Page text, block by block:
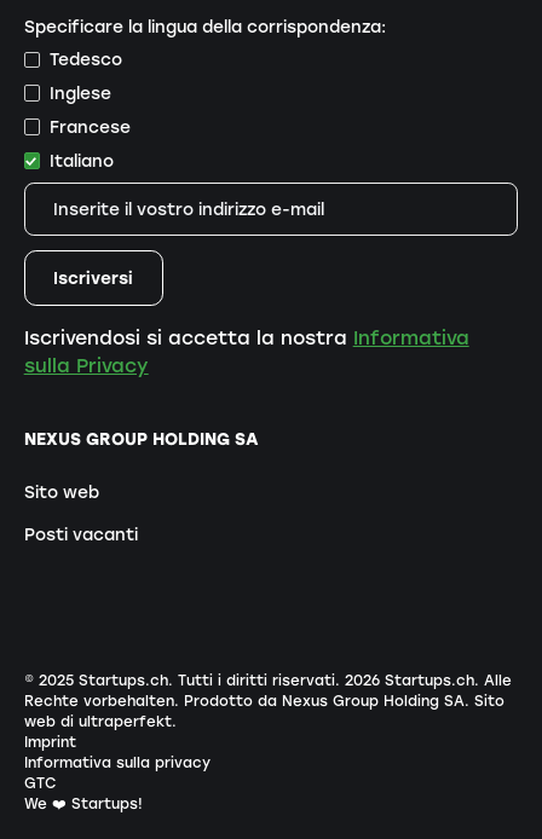
NEXUS GROUP HOLDING SA
Sito web
Posti vacanti
Specificare la lingua della corrispondenza:
Tedesco
Inglese
Francese
Italiano
Iscrivendosi si accetta la nostra Informativa
sulla Privacy
© 2025 Startups.ch. Tutti i diritti riservati. 2026Startups.ch. Alle
Rechte vorbehalten. Prodotto da Nexus Group Holding SA. Sito
web di ultraperfekt.
Imprint
Informativa sulla privacy
GTC
We ❤️ Startups!